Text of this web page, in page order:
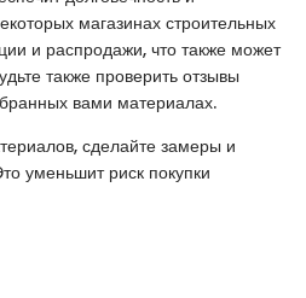
магазинах строительных
и распродажи, что также может
также проверить отзывы
вами материалах.
сделайте замеры и
уменьшит риск покупки